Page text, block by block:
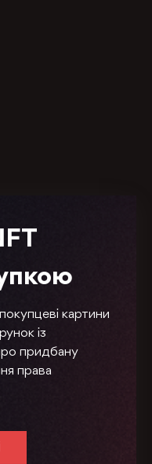
картини
із
придбану
права